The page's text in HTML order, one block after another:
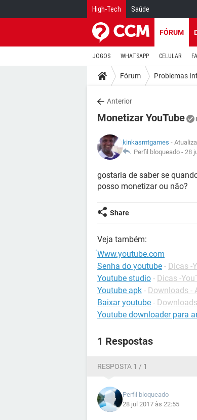
High-Tech Saúde
FÓRUM
JOGOS WHATSAPP CELULAR
Fórum Problemas
Anterior
Monetizar YouTube
kinkasmtgames -
Perfil bloqueado - 28
gostaria de saber se
posso monetizar ou não?
Share
Veja também:
́Www.youtube.com
Senha do youtube - Dicas -
Youtube studio - Dicas -
Youtube apk - Downloads -
Baixar youtube -
Youtube downloader para
1 Respostas
RESPOSTA 1 / 1
Perfil bloqueado
28 jul 2017 às 22:55